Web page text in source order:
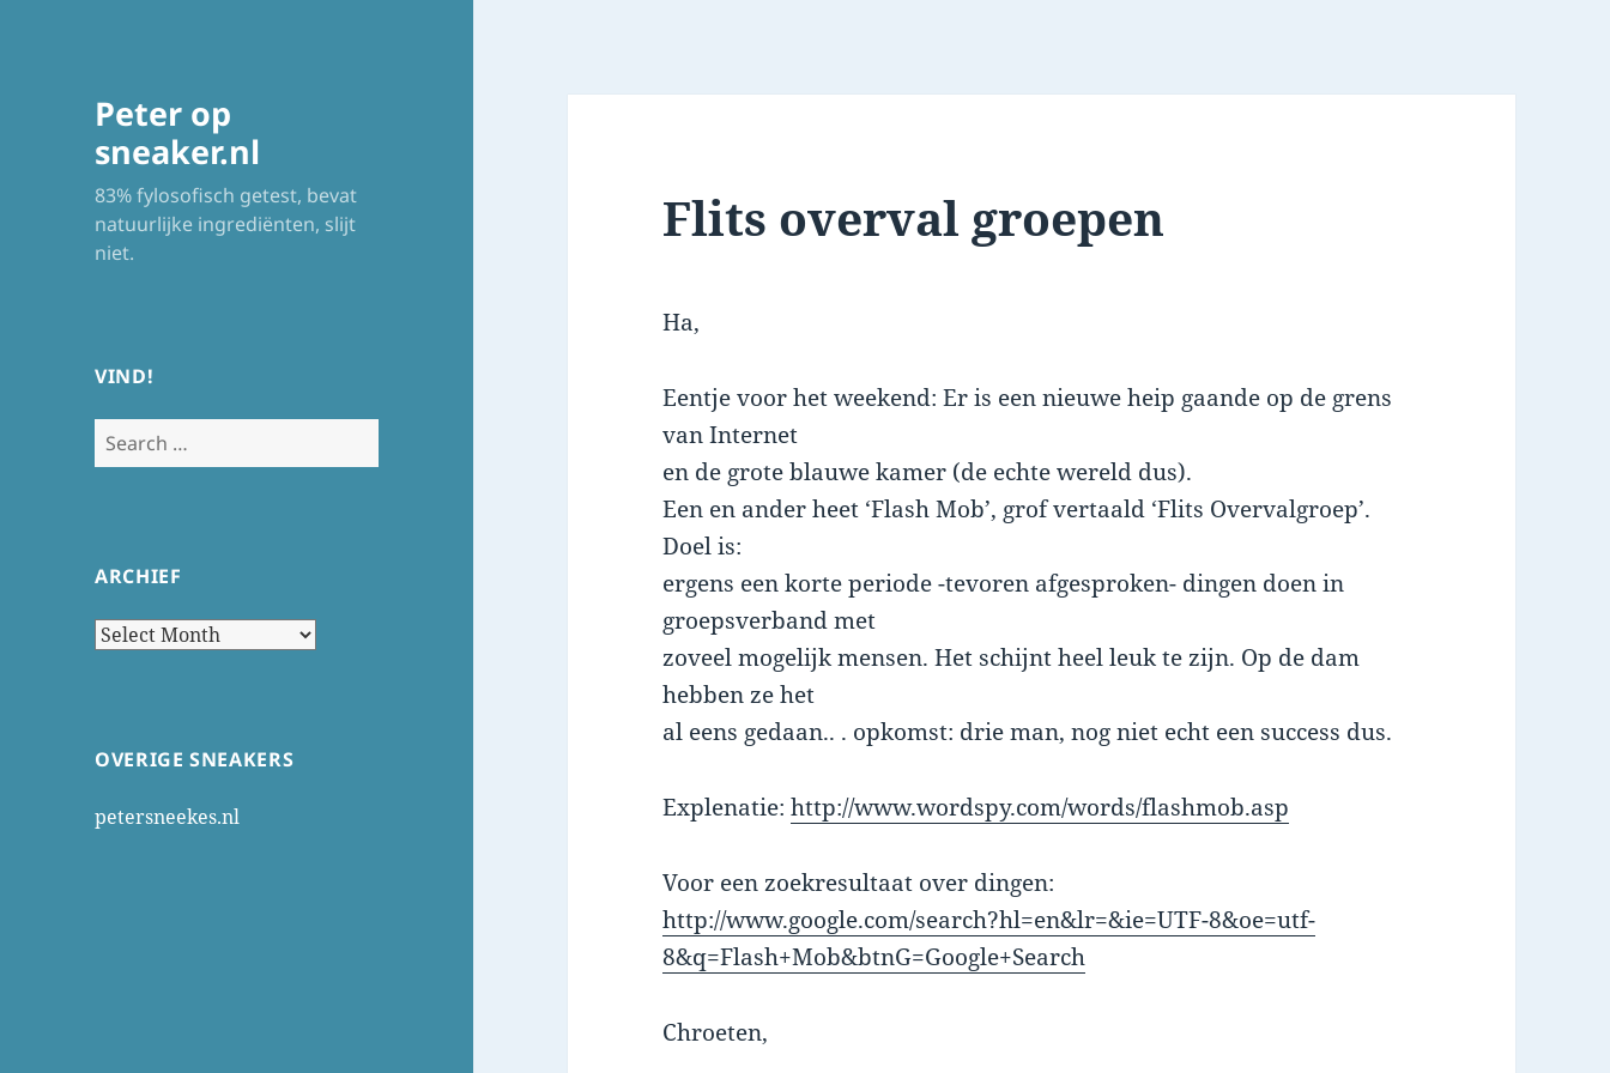
Peter op
sneaker.nl
83% fylosofisch getest, bevat
natuurlijke ingrediënten, slijt
niet.
VIND!
Search
for:
ARCHIEF
Archief
OVERIGE SNEAKERS
petersneekes.nl
Flits overval groepen
Ha,
Eentje voor het weekend: Er is een nieuwe heip gaande op de grens
van Internet
en de grote blauwe kamer (de echte wereld dus).
Een en ander heet ‘Flash Mob’, grof vertaald ‘Flits Overvalgroep’.
Doel is:
ergens een korte periode -tevoren afgesproken- dingen doen in
groepsverband met
zoveel mogelijk mensen. Het schijnt heel leuk te zijn. Op de dam
hebben ze het
al eens gedaan.. . opkomst: drie man, nog niet echt een success dus.
Explenatie:http://www.wordspy.com/words/flashmob.asp
Voor een zoekresultaat over dingen:
http://www.google.com/search?hl=en&lr=&ie=UTF-8&oe=utf-
8&q=Flash+Mob&btnG=Google+Search
Chroeten,